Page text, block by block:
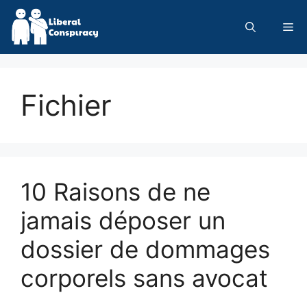
Skip
content
Fichier
10 Raisons de ne
jamais déposer un
dossier de dommages
corporels sans avocat